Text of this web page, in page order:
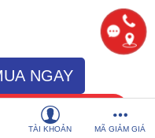
TÀI KHOẢN MÃ GIẢM GIÁ